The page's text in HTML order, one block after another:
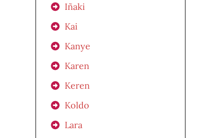
Iñaki
Kai
Kanye
Karen
Keren
Koldo
Lara